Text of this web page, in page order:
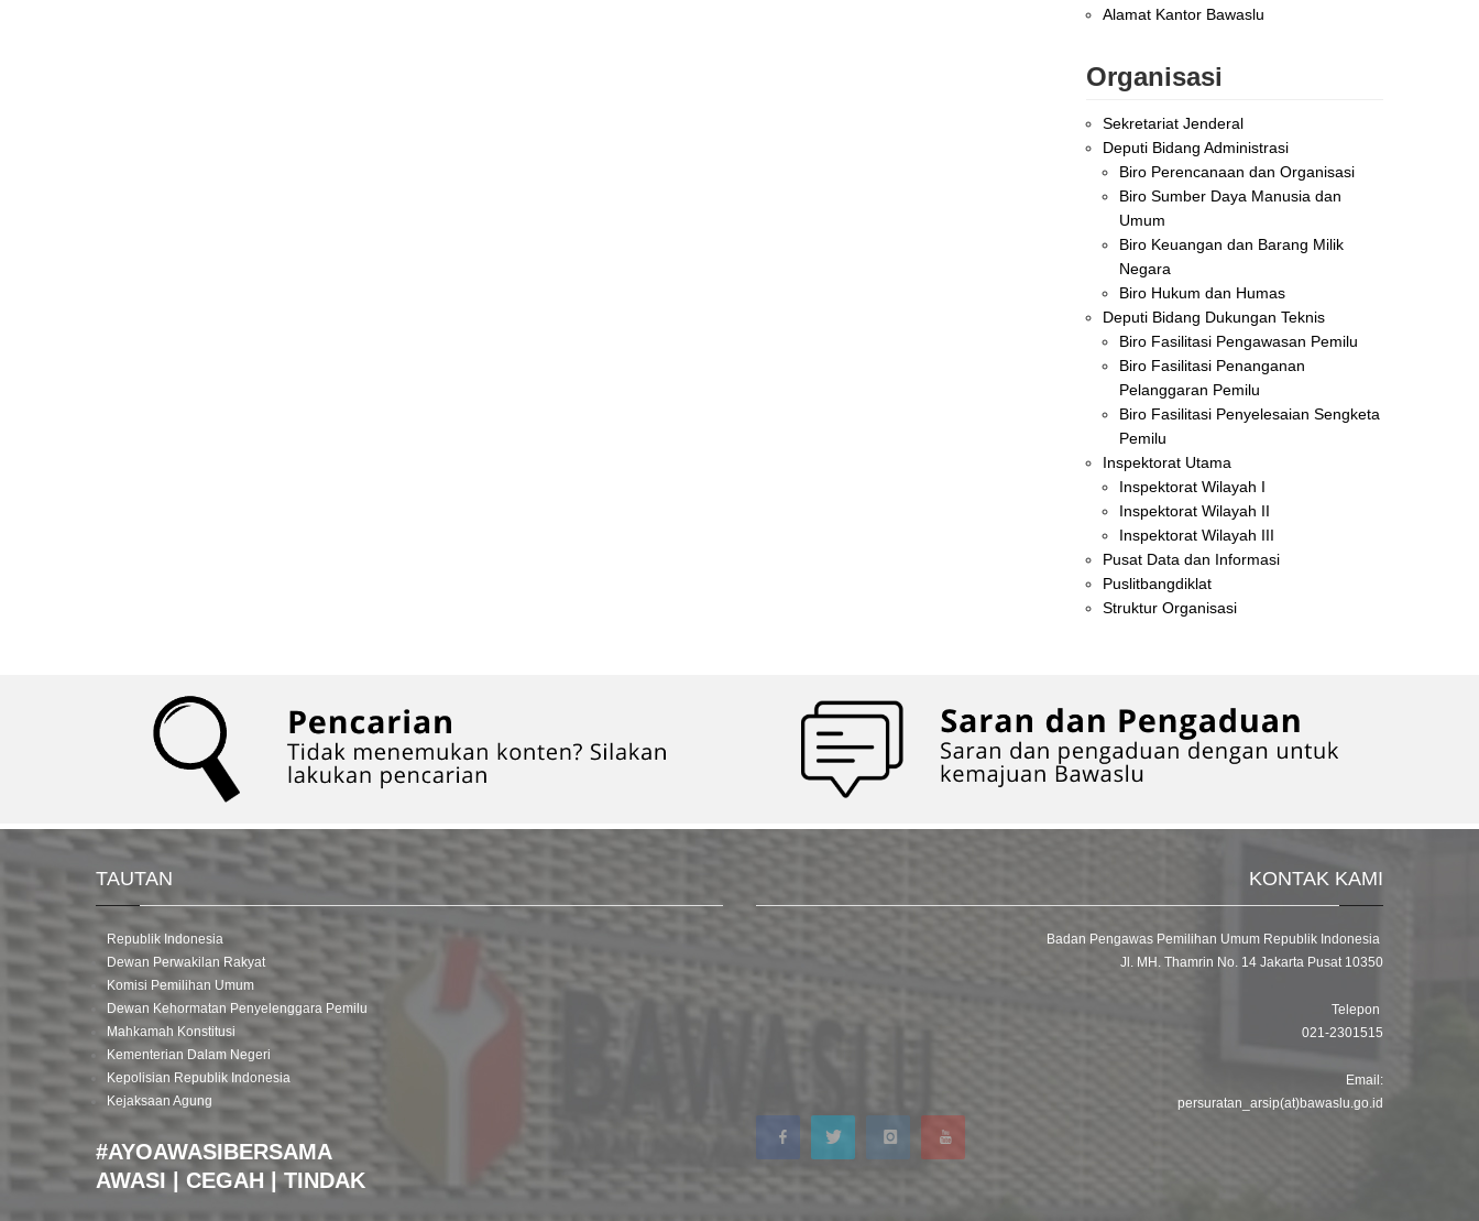
Alamat Kantor Bawaslu
Organisasi
Sekretariat Jenderal
Deputi Bidang Administrasi
Biro Perencanaan dan Organisasi
Biro Sumber Daya Manusia dan
Umum
Biro Keuangan dan Barang Milik
Negara
Biro Hukum dan Humas
Deputi Bidang Dukungan Teknis
Biro Fasilitasi Pengawasan Pemilu
Biro Fasilitasi Penanganan
Pelanggaran Pemilu
Biro Fasilitasi Penyelesaian Sengketa
Pemilu
Inspektorat Utama
Inspektorat Wilayah I
Inspektorat Wilayah II
Inspektorat Wilayah III
Pusat Data dan Informasi
Puslitbangdiklat
Struktur Organisasi
TAUTAN
Republik Indonesia
Dewan Perwakilan Rakyat
Komisi Pemilihan Umum
Dewan Kehormatan Penyelenggara Pemilu
Mahkamah Konstitusi
Kementerian Dalam Negeri
Kepolisian Republik Indonesia
Kejaksaan Agung
#AYOAWASIBERSAMA
AWASI | CEGAH | TINDAK
KONTAK KAMI
Badan Pengawas Pemilihan Umum Republik Indonesia
Jl. MH. Thamrin No. 14 Jakarta Pusat 10350
Telepon
021-2301515
Email:
persuratan_arsip(at)bawaslu.go.id